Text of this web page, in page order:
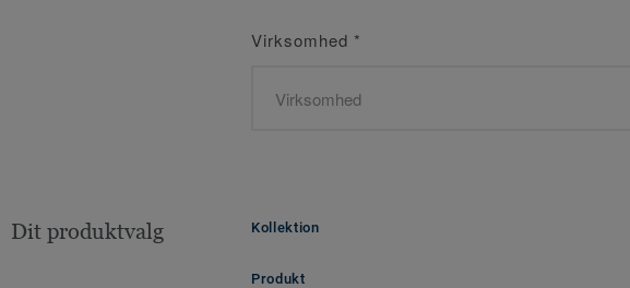
Virksomhed *
Dit produktvalg Kollektion
Produkt